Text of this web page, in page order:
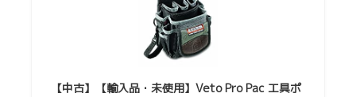
【中古】【輸入品・未使用】Veto Pro Pac 工具ポ